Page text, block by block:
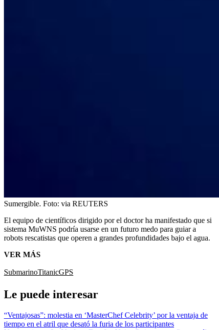
Sumergible. Foto: via REUTERS
El equipo de científicos dirigido por el doctor ha manifestado que si
sistema MuWNS podría usarse en un futuro medo para guiar a
robots rescatistas que operen a grandes profundidades bajo el agua.
VER MÁS
SubmarinoTitanicGPS
Le puede interesar
“Ventajosas”: molestia en ‘MasterChef Celebrity’ por la ventaja de
tiempo en el atril que desató la furia de los participantes